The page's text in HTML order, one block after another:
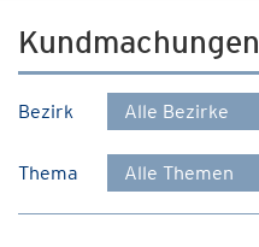
Kundmachungen
Bezirk
Thema